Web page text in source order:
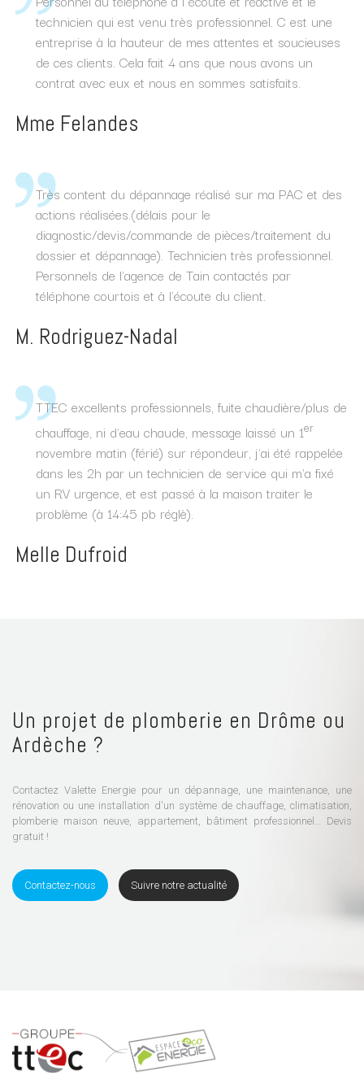
technicien qui est venu très professionnel. C est une
entreprise à la hauteur de mes attentes et soucieuses
de ces clients. Cela fait 4 ans que nous avons un
contrat avec eux et nous en sommes satisfaits.
Mme Felandes
Très content du dépannage réalisé sur ma PAC et des
actions réalisées.(délais pour le
diagnostic/devis/commande de pièces/traitement du
dossier et dépannage). Technicien très professionnel.
Personnels de l'agence de Tain contactés par
téléphone courtois et à l'écoute du client.
M. Rodriguez-Nadal
TTEC excellents professionnels, fuite chaudière/plus de
chauffage, ni d'eau chaude, message laissé un 1er
novembre matin (férié) sur répondeur, j'ai été rappelée
dans les 2h par un technicien de service qui m'a fixé
un RV urgence, et est passé à la maison traiter le
problème (à 14:45 pb réglè).
Melle Dufroid
Un projet de plomberie en Drôme ou
Ardèche ?
Contactez Valette Energie pour un dépannage, une maintenance, une
rénovation ou une installation d'un système de chauffage, climatisation,
plomberie maison neuve, appartement, bâtiment professionnel… Devis
gratuit !
Contactez-nous Suivre notre actualité